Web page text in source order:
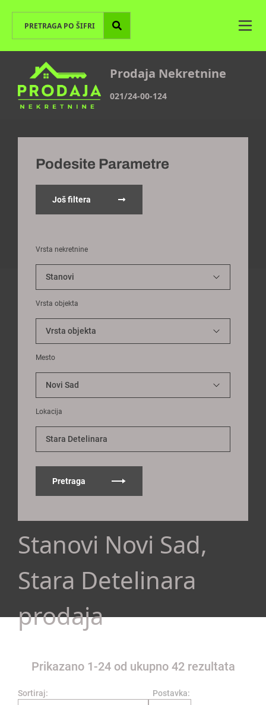
Prodaja Nekretnine
021/24-00-124
Podesite Parametre
Još filtera
Vrsta nekretnine
Vrsta objekta
Mesto
Lokacija
Stara Detelinara
Pretraga
Stanovi Novi Sad,
Stara Detelinara
prodaja
Prikazano 1-24 od ukupno 42 rezultata
Postavka:
Sortiraj: